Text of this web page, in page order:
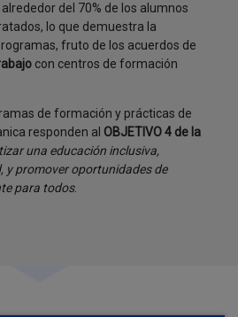
del 70% de los alumnos
lo que demuestra la
fruto de los acuerdos de
con centros de formación
de formación y prácticas de
responden al OBJETIVO 4 de la
una educación inclusiva,
y promover oportunidades de
para todos.